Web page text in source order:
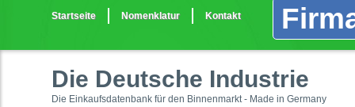
Startseite Nomenklatur Kontakt
Die Deutsche Industrie
Die Einkaufsdatenbank für den Binnenmarkt - Made in Germany